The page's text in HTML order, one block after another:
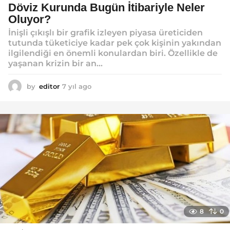
Döviz Kurunda Bugün İtibariyle Neler
Oluyor?
İnişli çıkışlı bir grafik izleyen piyasa üreticiden
tutunda tüketiciye kadar pek çok kişinin yakından
ilgilendiği en önemli konulardan biri. Özellikle de
yaşanan krizin bir an...
by editor 7 yıl ago
l
a
g
o
8 0